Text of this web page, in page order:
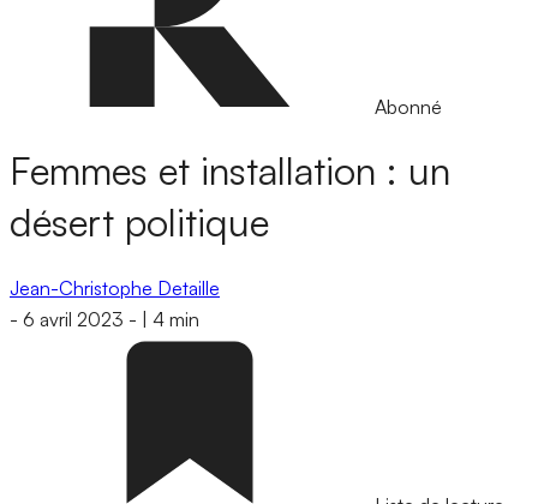
Abonné
Femmes et installation : un
désert politique
Jean-Christophe Detaille
- 6 avril 2023 - 4 min